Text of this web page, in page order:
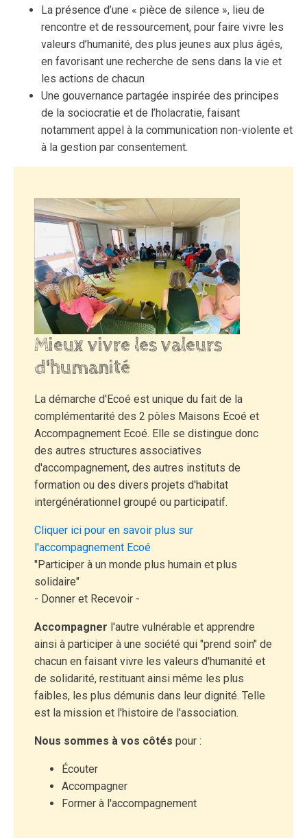
La présence d’une « pièce de silence », lieu de
rencontre et de ressourcement, pour faire vivre les
valeurs d’humanité, des plus jeunes aux plus âgés,
en favorisant une recherche de sens dans la vie et
les actions de chacun
Une gouvernance partagée inspirée des principes
de la sociocratie et de l’holacratie, faisant
notamment appel à la communication non-violente et
à la gestion par consentement.
Mieux vivre les valeurs
d'humanité
La démarche d'Ecoé est unique du fait de la
complémentarité des 2 pôles Maisons Ecoé et
Accompagnement Ecoé. Elle se distingue donc
des autres structures associatives
d'accompagnement, des autres instituts de
formation ou des divers projets d'habitat
intergénérationnel groupé ou participatif.
Cliquer ici pour en savoir plus sur
l'accompagnement Ecoé
"Participer à un monde plus humain et plus
solidaire"
- Donner et Recevoir -
Accompagner l'autre vulnérable et apprendre
ainsi à participer à une société qui "prend soin" de
chacun en faisant vivre les valeurs d'humanité et
de solidarité, restituant ainsi même les plus
faibles, les plus démunis dans leur dignité. Telle
est la mission et l'histoire de l'association.
Nous sommes à vos côtés pour :
Écouter
Accompagner
Former à l'accompagnement